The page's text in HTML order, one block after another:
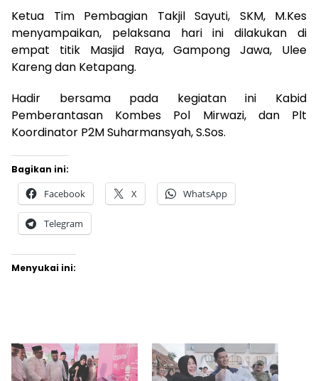
Ketua Tim Pembagian Takjil Sayuti, SKM, M.Kes
menyampaikan, pelaksana hari ini dilakukan di
empat titik Masjid Raya, Gampong Jawa, Ulee
Kareng dan Ketapang.
Hadir bersama pada kegiatan ini Kabid
Pemberantasan Kombes Pol Mirwazi, dan Plt
Koordinator P2M Suharmansyah, S.Sos.
Bagikan ini:
Facebook X WhatsApp
Telegram
Menyukai ini: